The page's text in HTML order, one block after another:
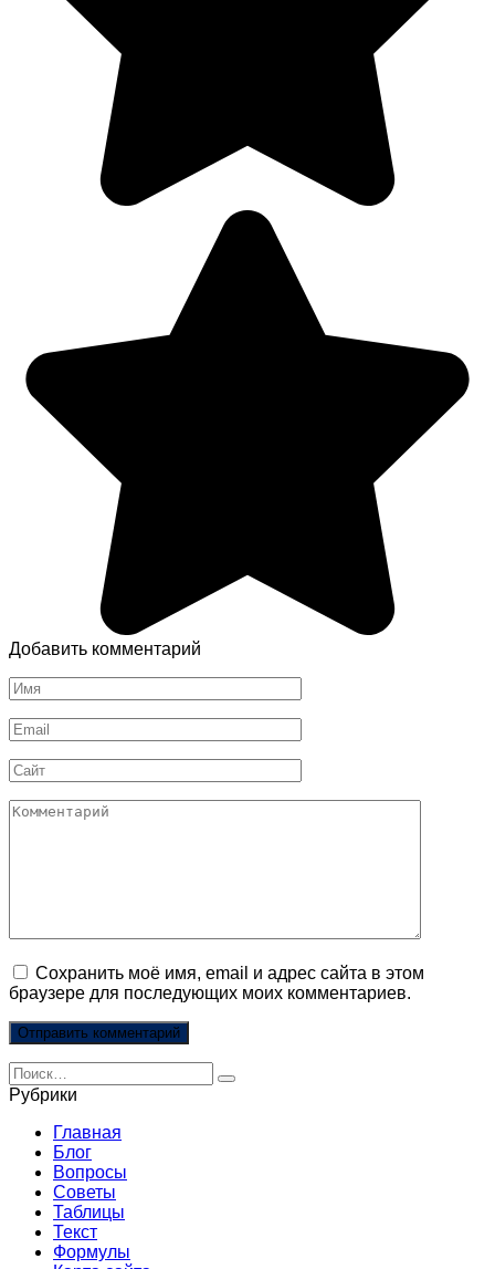
Добавить комментарий
Имя
*
Email
*
Сайт
Комментарий
Сохранить моё имя, email и адрес сайта в этом
браузере для последующих моих комментариев.
Search
for:
Рубрики
Главная
Блог
Вопросы
Советы
Таблицы
Текст
Формулы